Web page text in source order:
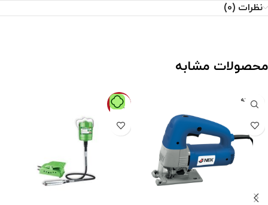
نظرات (0)
محصولات مشابه
فروخته
شده
-7%